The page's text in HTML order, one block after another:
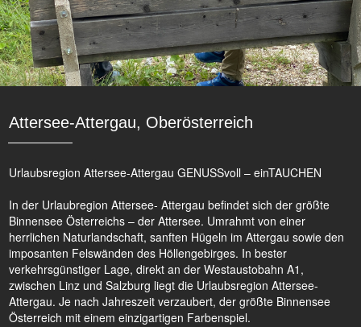
Attersee-Attergau, Oberösterreich
Urlaubsregion Attersee-Attergau GENUSSvoll – einTAUCHEN
In der Urlaubregion Attersee- Attergau befindet sich der größte
Binnensee Österreichs – der Attersee. Umrahmt von einer
herrlichen Naturlandschaft, sanften Hügeln im Attergau sowie den
imposanten Felswänden des Höllengebirges. In bester
verkehrsgünstiger Lage, direkt an der Westaustobahn A1,
zwischen Linz und Salzburg liegt die Urlaubsregion Attersee-
Attergau. Je nach Jahreszeit verzaubert, der größte Binnensee
Österreich mit einem einzigartigen Farbenspiel.